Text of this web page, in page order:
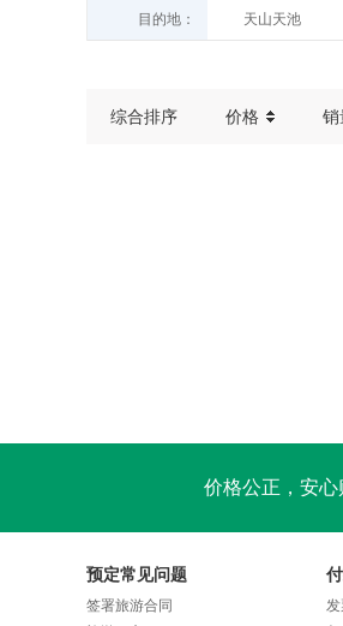
目的地： 天山天池
综合排序 价格 销
价格公正，安心
预定常见问题
签署旅游合同